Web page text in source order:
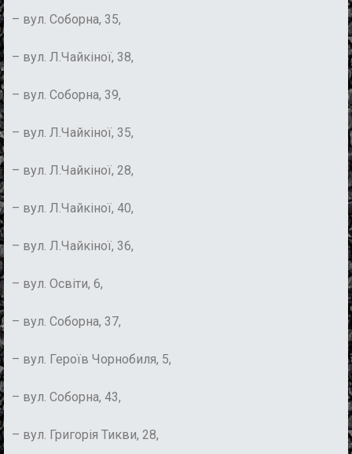
– вул. Соборна, 35,
– вул. Л.Чайкіної, 38,
– вул. Соборна, 39,
– вул. Л.Чайкіної, 35,
– вул. Л.Чайкіної, 28,
– вул. Л.Чайкіної, 40,
– вул. Л.Чайкіної, 36,
– вул. Освіти, 6,
– вул. Соборна, 37,
– вул. Героїв Чорнобиля, 5,
– вул. Соборна, 43,
– вул. Григорія Тикви, 28,